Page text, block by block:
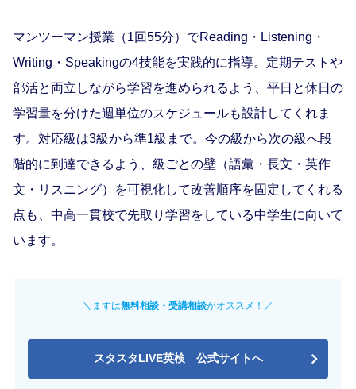
マンツーマン授業（1回55分）でReading・Listening・
Writing・Speakingの4技能を実践的に指導。定期テストや
部活と両立しながら学習を進められるよう、平日と休日の
学習量を分けた週単位のスケジュールも設計してくれま
す。対応級は3級から準1級まで。今の級から次の級へ段
階的に到達できるよう、級ごとの壁（語彙・長文・英作
文・リスニング）を可視化して改善順序を固定してくれる
点も、中高一貫校で先取り学習をしている中学生に向いて
います。
＼まずは無料相談・受講相談がオススメ！／
スタスタLIVE英検 公式サイトへ